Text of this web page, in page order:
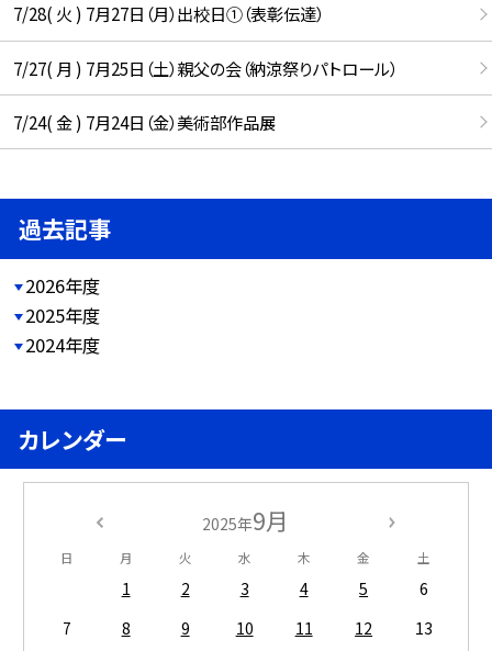
7/28( 火 ) 7月27日（月）出校日①（表彰伝達）
7/27( 月 ) 7月25日（土）親父の会（納涼祭りパトロール）
7/24( 金 ) 7月24日（金）美術部作品展
過去記事
2026年度
2025年度
2024年度
カレンダー
2025年9月
日 月 火 水 木 金 土
1 2 3 4 5
6
7
8 9 10 11 12
13